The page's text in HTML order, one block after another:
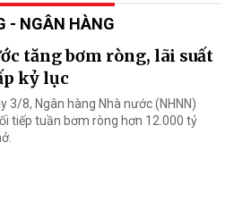
- NGÂN HÀNG
tăng bơm ròng, lãi suất
kỷ lục
3/8, Ngân hàng Nhà nước (NHNN)
tiếp tuần bơm ròng hơn 12.000 tỷ